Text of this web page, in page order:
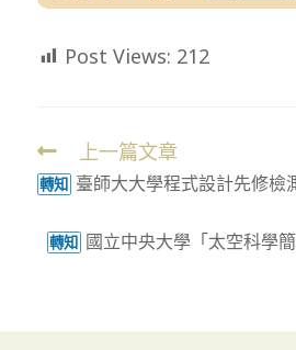
Post Views: 212
Read
more
上一篇文章
轉知 臺師大大學程式設計先修檢
轉知 國立中央大學「太空科學